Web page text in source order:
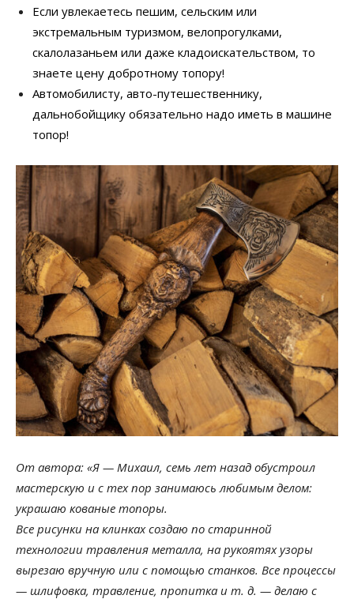
Если увлекаетесь пешим, сельским или
экстремальным туризмом, велопрогулками,
скалолазаньем или даже кладоискательством, то
знаете цену добротному топору!
Автомобилисту, авто-путешественнику,
дальнобойщику обязательно надо иметь в машине
топор!
От автора: «Я — Михаил, семь лет назад обустроил
мастерскую и с тех пор занимаюсь любимым делом:
украшаю кованые топоры.
Все рисунки на клинках создаю по старинной
технологии травления металла, на рукоятях узоры
вырезаю вручную или с помощью станков. Все процессы
— шлифовка, травление, пропитка и т. д. — делаю с